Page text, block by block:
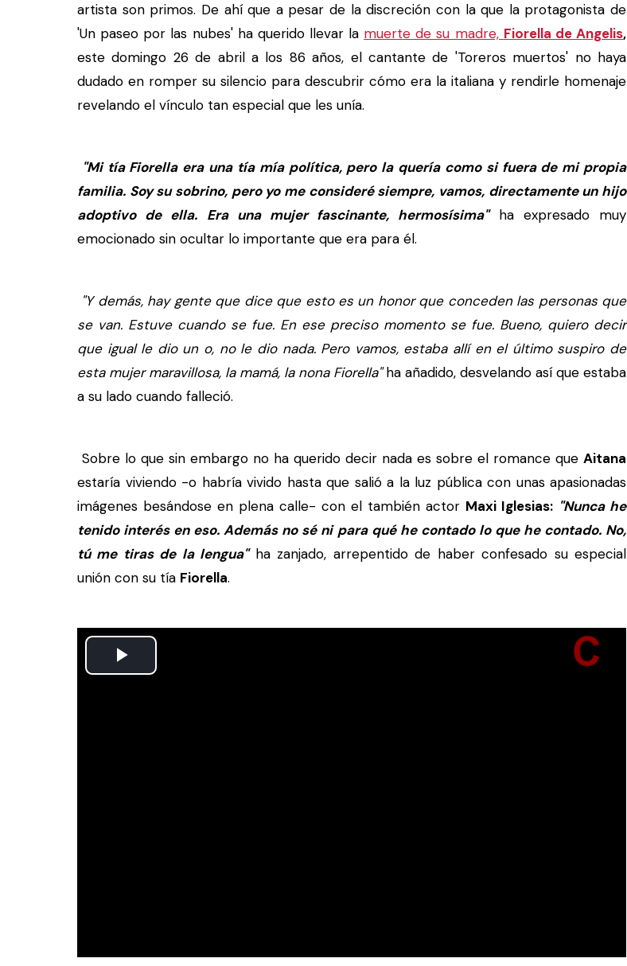
artista son primos. De ahí que a pesar de la discreción con la que la protagonista de
'Un paseo por las nubes' ha querido llevar la muerte de su madre, Fiorella de Angelis,
este domingo 26 de abril a los 86 años, el cantante de 'Toreros muertos' no haya
dudado en romper su silencio para descubrir cómo era la italiana y rendirle homenaje
revelando el vínculo tan especial que les unía.
"Mi tía Fiorella era una tía mía política, pero la quería como si fuera de mi propia
familia. Soy su sobrino, pero yo me consideré siempre, vamos, directamente un hijo
adoptivo de ella. Era una mujer fascinante, hermosísima"ha expresado muy
emocionado sin ocultar lo importante que era para él.
"Y demás, hay gente que dice que esto es un honor que conceden las personas que
se van. Estuve cuando se fue. En ese preciso momento se fue. Bueno, quiero decir
que igual le dio un o, no le dio nada. Pero vamos, estaba allí en el último suspiro de
esta mujer maravillosa, la mamá, la nona Fiorella"ha añadido, desvelando así que estaba
a su lado cuando falleció.
Sobre lo que sin embargo no ha querido decir nada es sobre el romance que Aitana
estaría viviendo -o habría vivido hasta que salió a la luz pública con unas apasionadas
imágenes besándose en plena calle- con el también actor Maxi Iglesias: "Nunca he
tenido interés en eso. Además no sé ni para qué he contado lo que he contado. No,
tú me tiras de la lengua"ha zanjado, arrepentido de haber confesado su especial
unión con su tía Fiorella.